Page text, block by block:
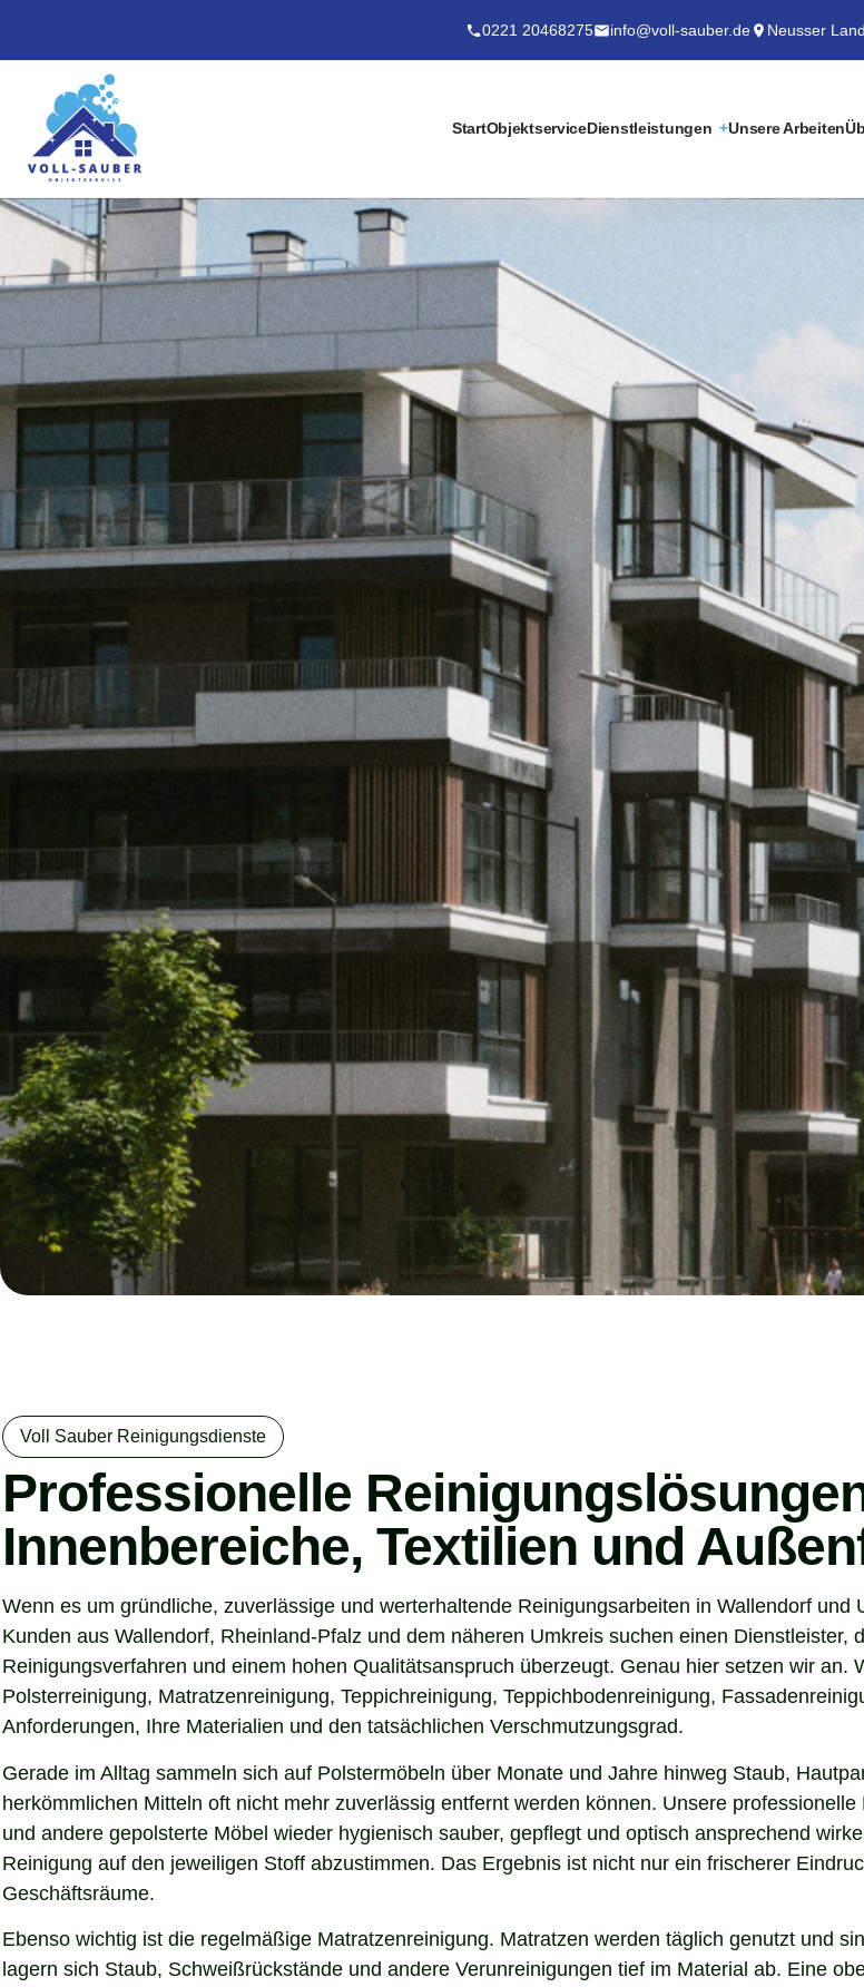
0221 20468275 info@voll-sauber.de Neusser
StartObjektserviceDienstleistungen Unsere Arbeiten
Voll Sauber Reinigungsdienste
Professionelle
Innenbereiche, Textilien und
Wenn es um gründliche, zuverlässige und werterhaltende Reinigungsarbeiten in Wallendorf
Kunden aus Wallendorf, Rheinland-Pfalz und dem näheren Umkreis suchen einen
Reinigungsverfahren und einem hohen Qualitätsanspruch überzeugt. Genau hier setzen wir
Polsterreinigung, Matratzenreinigung, Teppichreinigung, Teppichbodenreinigung,
Anforderungen, Ihre Materialien und den tatsächlichen Verschmutzungsgrad.
Gerade im Alltag sammeln sich auf Polstermöbeln über Monate und Jahre hinweg Staub,
herkömmlichen Mitteln oft nicht mehr zuverlässig entfernt werden können. Unsere
und andere gepolsterte Möbel wieder hygienisch sauber, gepflegt und optisch ansprechend
Reinigung auf den jeweiligen Stoff abzustimmen. Das Ergebnis ist nicht nur ein frischerer
Geschäftsräume.
Ebenso wichtig ist die regelmäßige Matratzenreinigung. Matratzen werden täglich genutzt und
lagern sich Staub, Schweißrückstände und andere Verunreinigungen tief im Material ab. Eine